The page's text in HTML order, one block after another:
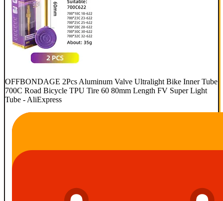
OFFBONDAGE 2Pcs Aluminum Valve Ultralight Bike Inner Tube
700C Road Bicycle TPU Tire 60 80mm Length FV Super Light
Tube - AliExpress